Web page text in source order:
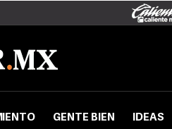
GENTE BIEN IDEAS